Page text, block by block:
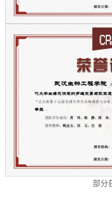
部分